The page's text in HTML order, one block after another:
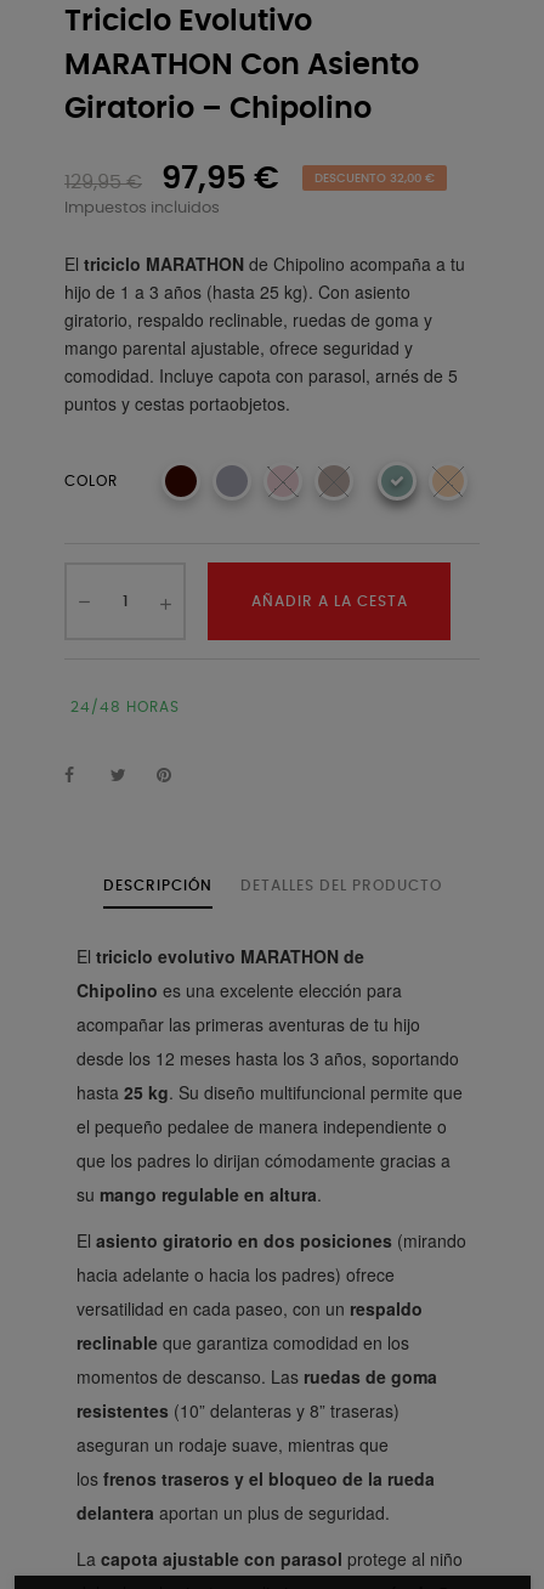
Triciclo Evolutivo
MARATHON Con Asiento
Giratorio – Chipolino
129,95 € 97,95 € DESCUENTO 32,00 €
Impuestos incluidos
El triciclo MARATHON de Chipolino acompaña a tu
hijo de 1 a 3 años (hasta 25 kg). Con asiento
giratorio, respaldo reclinable, ruedas de goma y
mango parental ajustable, ofrece seguridad y
comodidad. Incluye capota con parasol, arnés de 5
puntos y cestas portaobjetos.
COLOR Obsidian
AÑADIR A LA CESTA
24/48 HORAS
DESCRIPCIÓN DETALLES DEL PRODUCTO
El triciclo evolutivo MARATHON de
Chipolino es una excelente elección para
acompañar las primeras aventuras de tu hijo
desde los 12 meses hasta los 3 años, soportando
hasta 25 kg. Su diseño multifuncional permite que
el pequeño pedalee de manera independiente o
que los padres lo dirijan cómodamente gracias a
su mango regulable en altura.
El asiento giratorio en dos posiciones (mirando
hacia adelante o hacia los padres) ofrece
versatilidad en cada paseo, con un respaldo
reclinable que garantiza comodidad en los
momentos de descanso. Las ruedas de goma
resistentes (10” delanteras y 8” traseras)
aseguran un rodaje suave, mientras que
los frenos traseros y el bloqueo de la rueda
delantera aportan un plus de seguridad.
La capota ajustable con parasol protege al niño